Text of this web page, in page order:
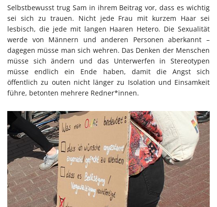
Selbstbewusst trug Sam in ihrem Beitrag vor, dass es wichtig
sei sich zu trauen. Nicht jede Frau mit kurzem Haar sei
lesbisch, die jede mit langen Haaren Hetero. Die Sexualität
werde von Männern und anderen Personen aberkannt –
dagegen müsse man sich wehren. Das Denken der Menschen
müsse sich ändern und das Unterwerfen in Stereotypen
müsse endlich ein Ende haben, damit die Angst sich
öffentlich zu outen nicht länger zu Isolation und Einsamkeit
führe, betonten mehrere Redner*innen.